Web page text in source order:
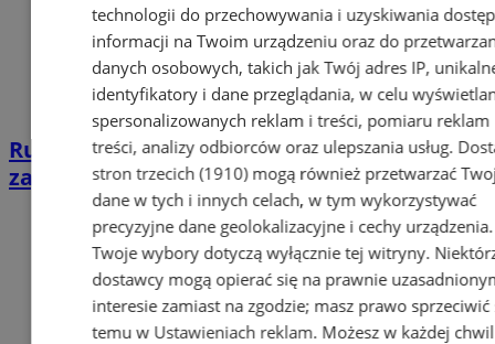
Rusza plebiscyt #SuperDzielnicowy 2026 –
zagłosuj na swojego dzielnicowego!
technologii do przechowywania i uzyskiwania
informacji na Twoim urządzeniu oraz do
danych osobowych, takich jak Twój adres IP,
identyfikatory i dane przeglądania, w celu
spersonalizowanych reklam i treści, pomiaru reklam
treści, analizy odbiorców oraz ulepszania usług.
stron trzecich (1910)mogą również przetwarzać
dane w tych i innych celach, w tym wykorzystywać
precyzyjne dane geolokalizacyjne i cechy urządzenia.
Twoje wybory dotyczą wyłącznie tej witryny.
dostawcy mogą opierać się na prawnie
interesie zamiast na zgodzie; masz prawo sprzeciwić
temu w Ustawieniach reklam. Możesz w każdej